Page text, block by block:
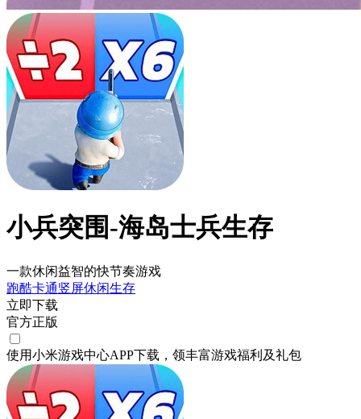
小兵突围-海岛士兵生存
一款休闲益智的快节奏游戏
跑酷卡通竖屏休闲生存
立即下载
官方正版
使用小米游戏中心APP下载 ，领丰富游戏福利 及礼包